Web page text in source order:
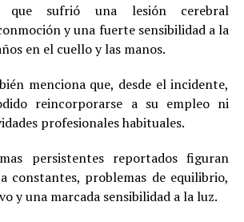
que sufrió una lesión cerebral
y una fuerte sensibilidad a la
en el cuello y las manos.
menciona que, desde el incidente,
reincorporarse a su empleo ni
profesionales habituales.
persistentes reportados figuran
constantes, problemas de equilibrio,
y una marcada sensibilidad a la luz.